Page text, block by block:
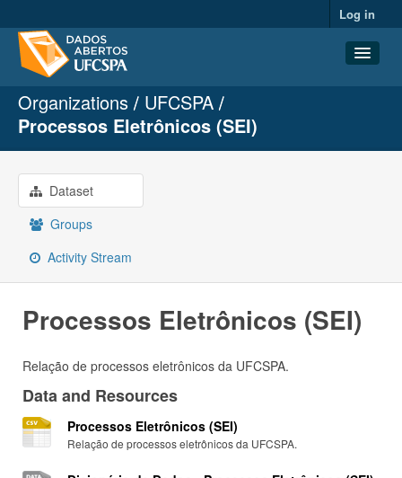
Log in
Datasets
Organizations
About
Organizations
UFCSPA
Processos Eletrônicos (SEI)
Dataset
Groups
Activity Stream
Processos Eletrônicos (SEI)
Relação de processos eletrônicos da UFCSPA.
Data and Resources
Processos Eletrônicos (SEI)
Relação de processos eletrônicos da UFCSPA.